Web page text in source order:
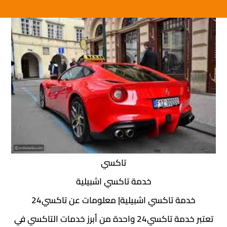
تاكسي
خدمة تاكسي اشبيلية
خدمة تاكسي اشبيلية| معلومات عن تاكسي24
تعتبر خدمة تاكسي24 واحدة من أبرز خدمات التاكسي في